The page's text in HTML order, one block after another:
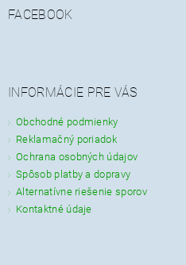
FACEBOOK
INFORMÁCIE PRE VÁS
Obchodné podmienky
Reklamačný poriadok
Ochrana osobných údajov
Spôsob platby a dopravy
Alternatívne riešenie sporov
Kontaktné údaje